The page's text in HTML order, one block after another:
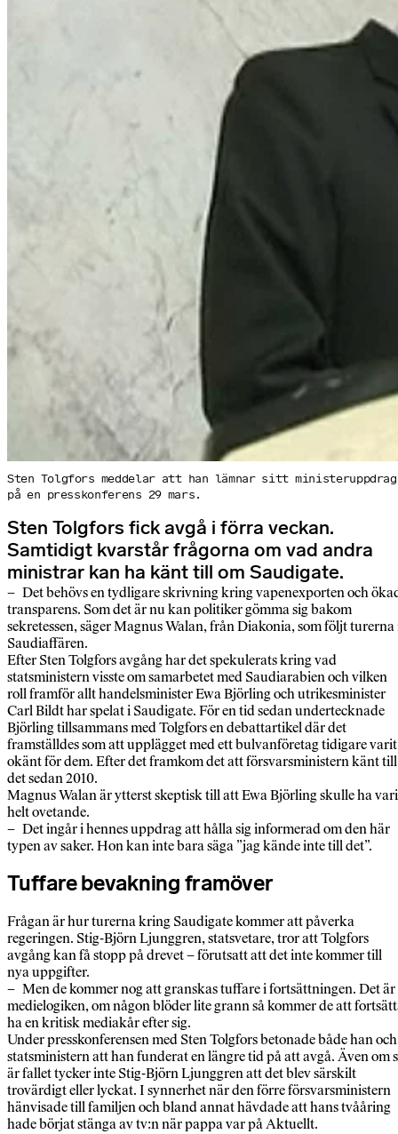
Sten Tolgfors meddelar att han lämnar sitt ministeruppdrag
på en presskonferens 29 mars.
Sten Tolgfors fick avgå i förra veckan.
Samtidigt kvarstår frågorna om vad andra
ministrar kan ha känt till om Saudigate.
– Det behövs en tydligare skrivning kring vapenexporten och
transparens. Som det är nu kan politiker gömma sig bakom
sekretessen, säger Magnus Walan, från Diakonia, som följt turerna
Saudiaffären.
Efter Sten Tolgfors avgång har det spekulerats kring vad
statsministern visste om samarbetet med Saudiarabien och vilken
roll framför allt handelsminister Ewa Björling och utrikesminister
Carl Bildt har spelat i Saudigate. För en tid sedan undertecknade
Björling tillsammans med Tolgfors en debattartikel där det
framställdes som att upplägget med ett bulvanföretag tidigare varit
okänt för dem. Efter det framkom det att försvarsministern känt till
det sedan 2010.
Magnus Walan är ytterst skeptisk till att Ewa Björling skulle ha
helt ovetande.
– Det ingår i hennes uppdrag att hålla sig informerad om den här
typen av saker. Hon kan inte bara säga ”jag kände inte till det”.
Tuffare bevakning framöver
Frågan är hur turerna kring Saudigate kommer att påverka
regeringen. Stig-Björn Ljunggren, statsvetare, tror att Tolgfors
avgång kan få stopp på drevet – förutsatt att det inte kommer till
nya uppgifter.
– Men de kommer nog att granskas tuffare i fortsättningen. Det är
medielogiken, om någon blöder lite grann så kommer de att
ha en kritisk mediakår efter sig.
Under presskonferensen med Sten Tolgfors betonade både han och
statsministern att han funderat en längre tid på att avgå. Även om
är fallet tycker inte Stig-Björn Ljunggren att det blev särskilt
trovärdigt eller lyckat. I synnerhet när den förre försvarsministern
hänvisade till familjen och bland annat hävdade att hans tvååring
hade börjat stänga av tv:n när pappa var på Aktuellt.